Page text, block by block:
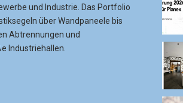
und Industrie. Das Portfolio
über Wandpaneele bis
Abtrennungen und
Industriehallen.